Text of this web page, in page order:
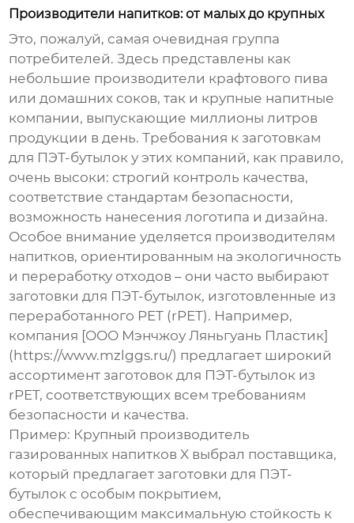
Производители напитков: от малых до крупных
Это, пожалуй, самая очевидная группа
потребителей. Здесь представлены как
небольшие производители крафтового пива
или домашних соков, так и крупные напитные
компании, выпускающие миллионы литров
продукции в день. Требования кзаготовкам
для ПЭТ-бутылок у этих компаний, как правило,
очень высоки: строгий контроль качества,
соответствие стандартам безопасности,
возможность нанесения логотипа и дизайна.
Особое внимание уделяется производителям
напитков, ориентированным на экологичность
и переработку отходов – они часто выбирают
заготовки для ПЭТ-бутылок, изготовленные из
переработанного PET (rPET). Например,
компания [ООО Мэнчжоу Ляньгуань Пластик]
(https://www.mzlggs.ru/) предлагает широкий
ассортиментзаготовок для ПЭТ-бутылок из
rPET, соответствующих всем требованиям
безопасности и качества.
Пример: Крупный производитель
газированных напитков X выбрал поставщика,
который предлагаетзаготовки для ПЭТ-
бутылок с особым покрытием,
обеспечивающим максимальную стойкость к